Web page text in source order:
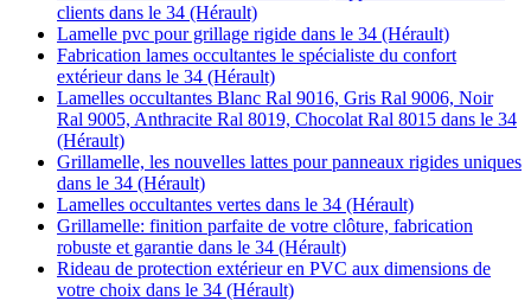
clients dans le 34 (Hérault)
Lamelle pvc pour grillage rigide dans le 34 (Hérault)
Fabrication lames occultantes le spécialiste du confort
extérieur dans le 34 (Hérault)
Lamelles occultantes Blanc Ral 9016, Gris Ral 9006, Noir
Ral 9005, Anthracite Ral 8019, Chocolat Ral 8015 dans le 34
(Hérault)
Grillamelle, les nouvelles lattes pour panneaux rigides uniques
dans le 34 (Hérault)
Lamelles occultantes vertes dans le 34 (Hérault)
Grillamelle: finition parfaite de votre clôture, fabrication
robuste et garantie dans le 34 (Hérault)
Rideau de protection extérieur en PVC aux dimensions de
votre choix dans le 34 (Hérault)